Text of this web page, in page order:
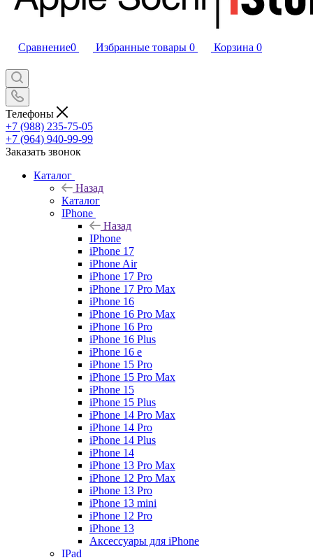
Сравнение0 Избранные товары 0 Корзина 0
Телефоны
+7 (988) 235-75-05
+7 (964) 940-99-99
Заказать звонок
Каталог
Назад
Каталог
IPhone
Назад
IPhone
iPhone 17
iPhone Air
iPhone 17 Pro
iPhone 17 Pro Max
iPhone 16
iPhone 16 Pro Max
iPhone 16 Pro
iPhone 16 Plus
iPhone 16 e
iPhone 15 Pro
iPhone 15 Pro Max
iPhone 15
iPhone 15 Plus
iPhone 14 Pro Max
iPhone 14 Pro
iPhone 14 Plus
iPhone 14
iPhone 13 Pro Max
iPhone 12 Pro Max
iPhone 13 Pro
iPhone 13 mini
iPhone 12 Pro
iPhone 13
Аксессуары для iPhone
IPad